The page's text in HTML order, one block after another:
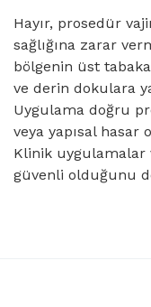
Hayır, prosedür
sağlığına zarar
bölgenin üst
ve derin dokulara
Uygulama doğru
veya yapısal
Klinik uygulamalar
güvenli olduğunu